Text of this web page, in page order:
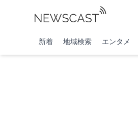
新着 地域検索 エンタメ